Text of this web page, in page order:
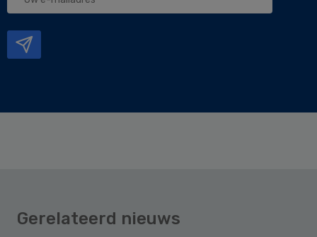
Gerelateerd nieuws